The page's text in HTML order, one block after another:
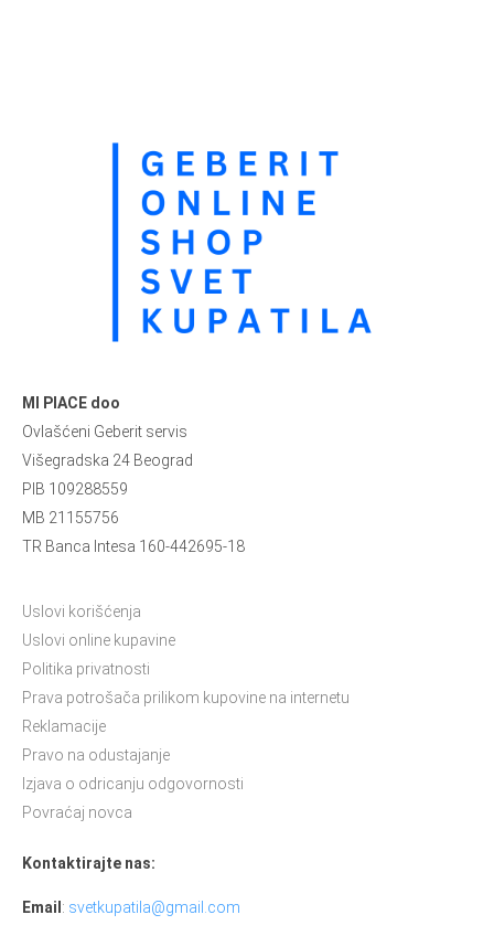
MI PIACE doo
Ovlašćeni Geberit servis
Višegradska 24 Beograd
PIB 109288559
MB 21155756
TR Banca Intesa 160-442695-18
Uslovi korišćenja
Uslovi online kupavine
Politika privatnosti
Prava potrošača prilikom kupovine na internetu
Reklamacije
Pravo na odustajanje
Izjava o odricanju odgovornosti
Povraćaj novca
Kontaktirajte nas:
Email: svetkupatila@gmail.com